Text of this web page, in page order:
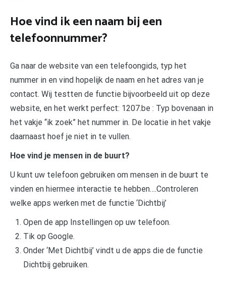
Hoe vind ik een naam bij een
telefoonnummer?
Ga naar de website van een telefoongids, typ het
nummer in en vind hopelijk de naam en het adres van je
contact. Wij testten de functie bijvoorbeeld uit op deze
website, en het werkt perfect: 1207.be : Typ bovenaan in
het vakje “ik zoek” het nummer in. De locatie in het vakje
daarnaast hoef je niet in te vullen.
Hoe vind je mensen in de buurt?
U kunt uw telefoon gebruiken om mensen in de buurt te
vinden en hiermee interactie te hebben….Controleren
welke apps werken met de functie ‘Dichtbij’
Open de app Instellingen op uw telefoon.
Tik op Google.
Onder ‘Met Dichtbij’ vindt u de apps die de functie
Dichtbij gebruiken.